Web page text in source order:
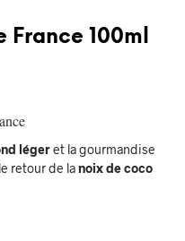
France 100ml
légeret la gourmandise
retour de lanoix de coco